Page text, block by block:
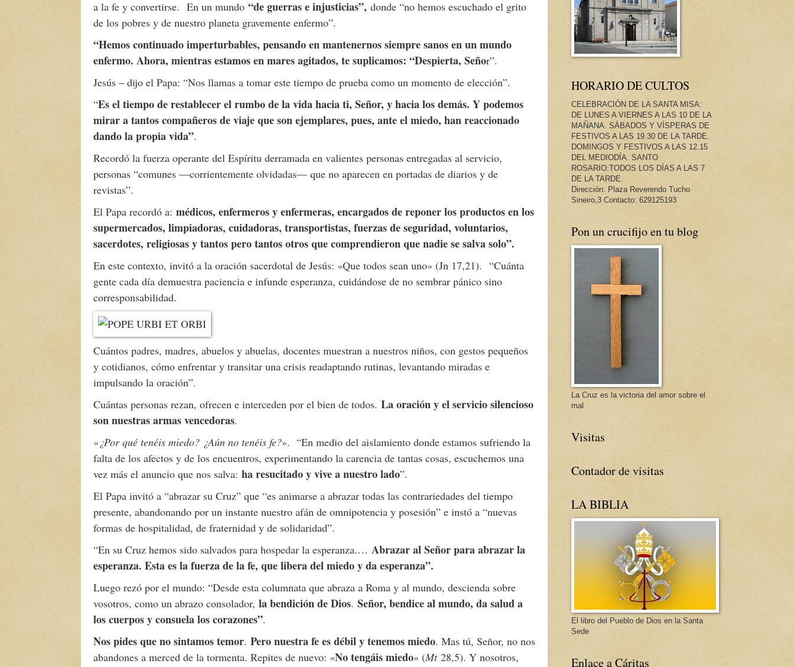
a la fe y convertirse. En un mundo “de guerras e injusticias”, donde “no hemos escuchado el grito
de los pobres y de nuestro planeta gravemente enfermo”.
“Hemos continuado imperturbables, pensando en mantenernos siempre sanos en un mundo
enfermo. Ahora, mientras estamos en mares agitados, te suplicamos: “Despierta, Señor”.
Jesús – dijo el Papa: “Nos llamas a tomar este tiempo de prueba como un momento de elección”.
“Es el tiempo de restablecer el rumbo de la vida hacia ti, Señor, y hacia los demás. Y podemos
mirar a tantos compañeros de viaje que son ejemplares, pues, ante el miedo, han reaccionado
dando la propia vida”.
Recordó la fuerza operante del Espíritu derramada en valientes personas entregadas al servicio,
personas “comunes —corrientemente olvidadas— que no aparecen en portadas de diarios y de
revistas”.
El Papa recordó a: médicos, enfermeros y enfermeras, encargados de reponer los productos en los
supermercados, limpiadoras, cuidadoras, transportistas, fuerzas de seguridad, voluntarios,
sacerdotes, religiosas y tantos pero tantos otros que comprendieron que nadie se salva solo”.
En este contexto, invitó a la oración sacerdotal de Jesús: «Que todos sean uno» (Jn 17,21). “Cuánta
gente cada día demuestra paciencia e infunde esperanza, cuidándose de no sembrar pánico sino
corresponsabilidad.
Cuántos padres, madres, abuelos y abuelas, docentes muestran a nuestros niños, con gestos pequeños
y cotidianos, cómo enfrentar y transitar una crisis readaptando rutinas, levantando miradas e
impulsando la oración”.
Cuántas personas rezan, ofrecen e interceden por el bien de todos. La oración y el servicio silencioso
son nuestras armas vencedoras.
«¿Por qué tenéis miedo? ¿Aún no tenéis fe?». “En medio del aislamiento donde estamos sufriendo la
falta de los afectos y de los encuentros, experimentando la carencia de tantas cosas, escuchemos una
vez más el anuncio que nos salva: ha resucitado y vive a nuestro lado”.
El Papa invitó a “abrazar su Cruz” que “es animarse a abrazar todas las contrariedades del tiempo
presente, abandonando por un instante nuestro afán de omnipotencia y posesión” e instó a “nuevas
formas de hospitalidad, de fraternidad y de solidaridad”.
“En su Cruz hemos sido salvados para hospedar la esperanza.… Abrazar al Señor para abrazar la
esperanza. Esta es la fuerza de la fe, que libera del miedo y da esperanza”.
Luego rezó por el mundo: “Desde esta columnata que abraza a Roma y al mundo, descienda sobre
vosotros, como un abrazo consolador, la bendición de Dios. Señor, bendice al mundo, da salud a
los cuerpos y consuela los corazones”.
Nos pides que no sintamos temor. Pero nuestra fe es débil y tenemos miedo. Mas tú, Señor, no nos
abandones a merced de la tormenta. Repites de nuevo: «No tengáis miedo» (Mt 28,5). Y nosotros,
HORARIO DE CULTOS
CELEBRACIÓN DE LA SANTA MISA:
DE LUNES A VIERNES A LAS 10 DE LA
MAÑANA. SÁBADOS Y VÍSPERAS DE
FESTIVOS A LAS 19.30 DE LA TARDE.
DOMINGOS Y FESTIVOS A LAS 12.15
DEL MEDIODÍA. SANTO
ROSARIO:TODOS LOS DÍAS A LAS 7
DE LA TARDE.
Dirección: Plaza Reverendo Tucho
Sineiro,3 Contacto: 629125193
Pon un crucifijo en tu blog
La Cruz es la victoria del amor sobre el
mal
Visitas
Contador de visitas
LA BIBLIA
El libro del Pueblo de Dios en la Santa
Sede
Enlace a Cáritas